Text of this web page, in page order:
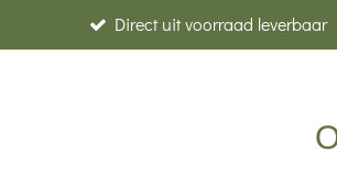
Direct uit voorraad leverbaar